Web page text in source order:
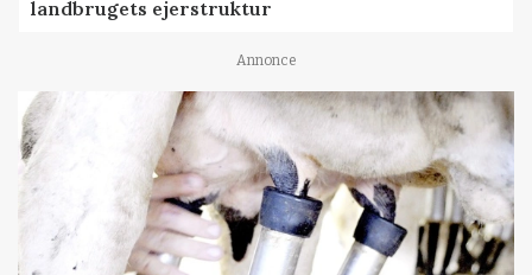
landbrugets ejerstruktur
Annonce